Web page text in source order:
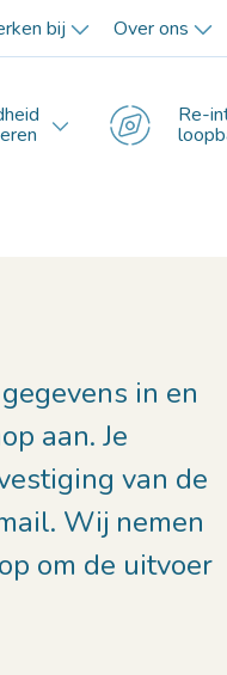
bij Over ons
Re-
in en
aan. Je
van de
Wij nemen
om de uitvoer